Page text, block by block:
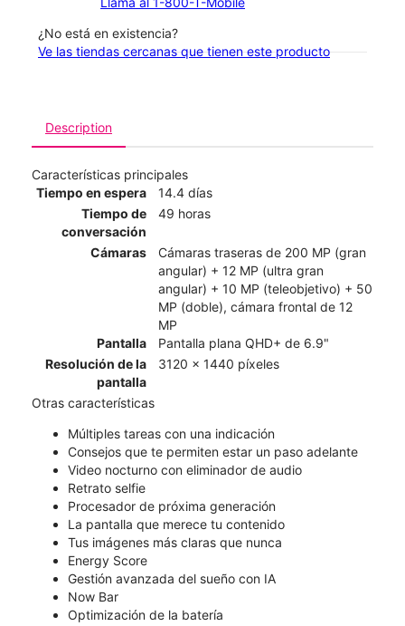
¿No está en existencia?
Ve las tiendas cercanas que tienen este producto
Description
Características principales
Tiempo en espera
14.4 días
Tiempo de
conversación
49 horas
Cámaras
Cámaras traseras de 200 MP (gran
angular) + 12 MP (ultra gran
angular) + 10 MP (teleobjetivo) + 50
MP (doble), cámara frontal de 12
MP
Pantalla
Pantalla plana QHD+ de 6.9"
Resolución de la
pantalla
3120 x 1440 píxeles
Otras características
Múltiples tareas con una indicación
Consejos que te permiten estar un paso adelante
Video nocturno con eliminador de audio
Retrato selfie
Procesador de próxima generación
La pantalla que merece tu contenido
Tus imágenes más claras que nunca
Energy Score
Gestión avanzada del sueño con IA
Now Bar
Optimización de la batería